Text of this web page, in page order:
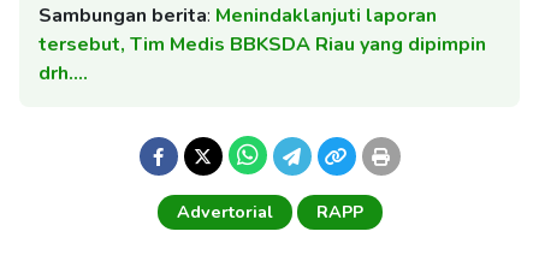
Sambungan berita: Menindaklanjuti laporan
tersebut, Tim Medis BBKSDA Riau yang dipimpin
drh.…
Advertorial RAPP